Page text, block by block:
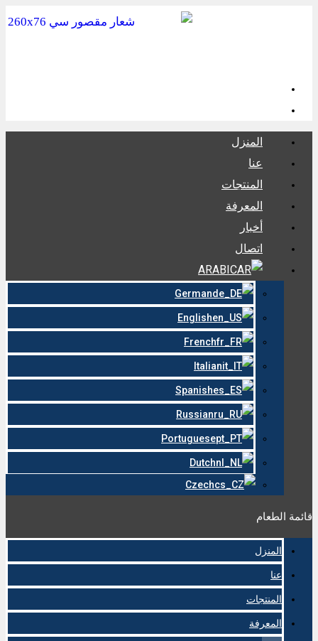
المنزل
عنا
المنتجات
المعرفة
أخبار
اتصال
ARABIC
German
English
French
Italian
Spanish
Russian
Portuguese
Dutch
Czech
قائمة الطعام
المنزل
عنا
المنتجات
المعرفة